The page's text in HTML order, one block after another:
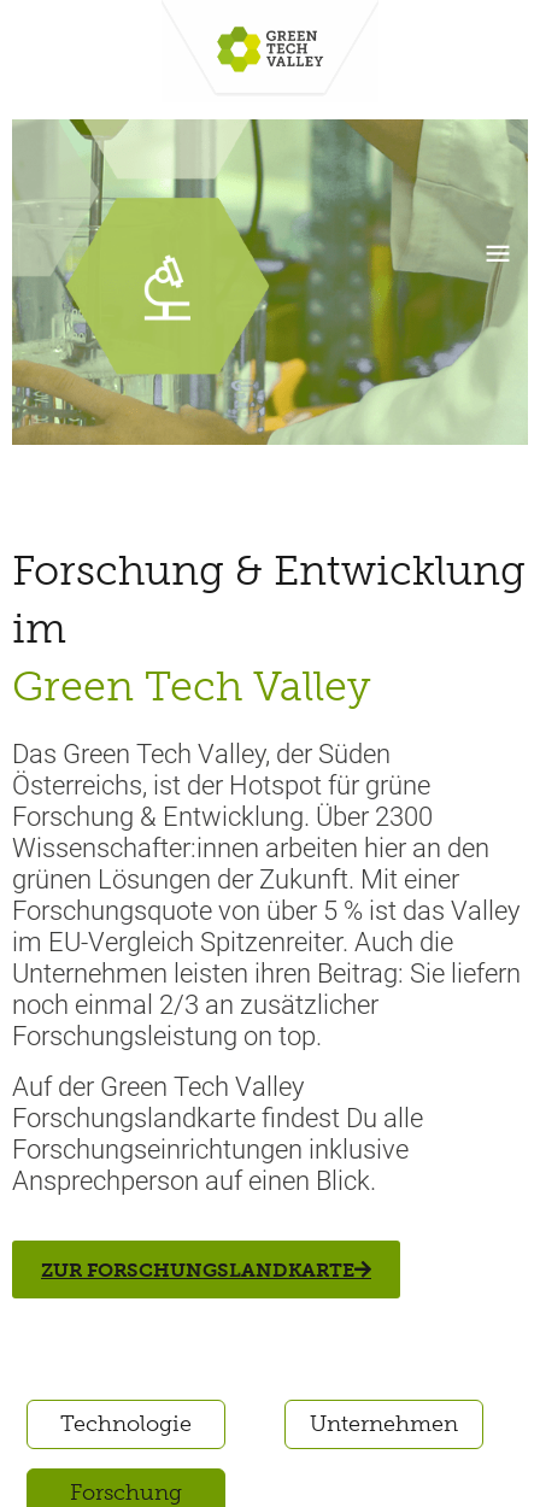
Forschung & Entwicklung
im
Green Tech Valley
Das Green Tech Valley, der Süden
Österreichs, ist der Hotspot für grüne
Forschung & Entwicklung. Über 2300
Wissenschafter:innen arbeiten hier an den
grünen Lösungen der Zukunft. Mit einer
Forschungsquote von über 5 % ist das Valley
im EU-Vergleich Spitzenreiter. Auch die
Unternehmen leisten ihren Beitrag: Sie liefern
noch einmal 2/3 an zusätzlicher
Forschungsleistung on top.
Auf der Green Tech Valley
Forschungslandkarte findest Du alle
Forschungseinrichtungen inklusive
Ansprechperson auf einen Blick.
ZUR FORSCHUNGSLANDKARTE
Technologie Unternehmen
Forschung